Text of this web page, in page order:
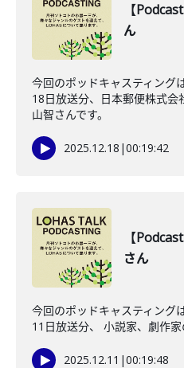
【
ん
今回のポッドキャスティング
18日放送分、日本郵便株式
山智さんです。
2025.12.18 |00:19:42
【
さん
今回のポッドキャスティング
11日放送分、 小説家、劇作家
2025.12.11 |00:19:48